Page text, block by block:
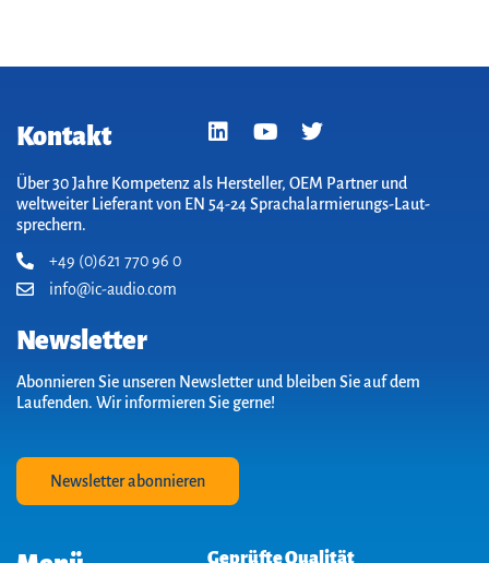
Kontakt
Über 30 Jahre Kompetenz als Hersteller, OEM Partner und
weltweiter Lieferant von EN 54-24 Sprach­alarm­ierungs-Laut­
sprechern.
+49 (0)621 770 96 0
info@ic-audio.com
Newsletter
Abonnieren Sie unseren Newsletter und bleiben Sie auf dem
Laufenden. Wir informieren Sie gerne!
Newsletter abonnieren
Geprüfte Qualität